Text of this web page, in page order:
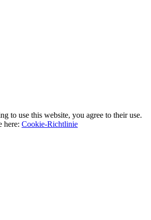
to use this website, you agree to their use.
here: Cookie-Richtlinie